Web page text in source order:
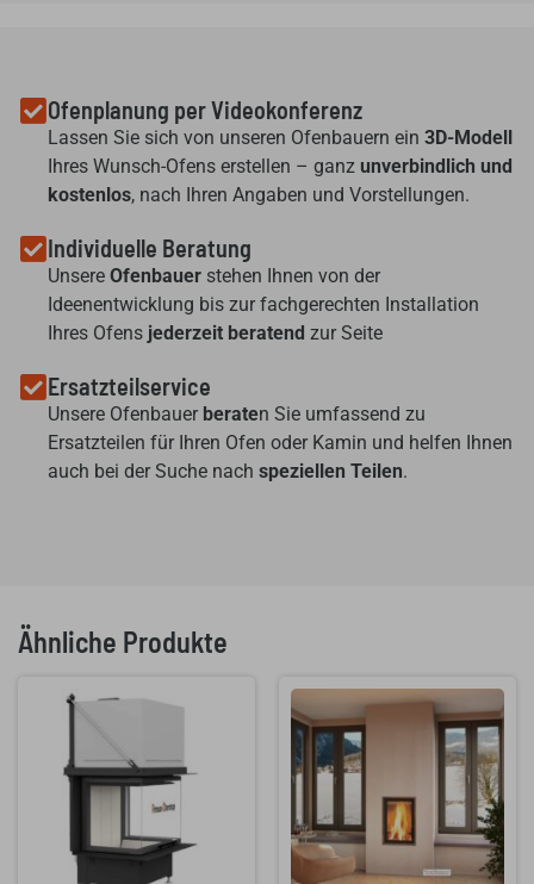
Ofenplanung per Videokonferenz
Lassen Sie sich von unseren Ofenbauern ein 3D-Modell
Ihres Wunsch-Ofens erstellen – ganz unverbindlich und
kostenlos, nach Ihren Angaben und Vorstellungen.
Individuelle Beratung
Unsere Ofenbauer stehen Ihnen von der
Ideenentwicklung bis zur fachgerechten Installation
Ihres Ofens jederzeit beratend zur Seite
Ersatzteilservice
Unsere Ofenbauer beraten Sie umfassend zu
Ersatzteilen für Ihren Ofen oder Kamin und helfen Ihnen
auch bei der Suche nach speziellen Teilen.
Ähnliche Produkte